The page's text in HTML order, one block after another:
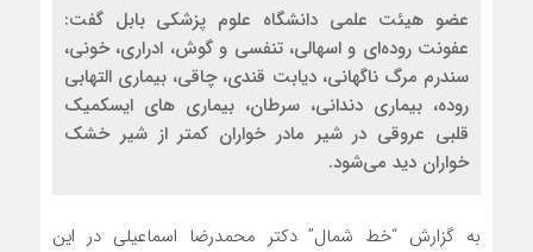
عضو هیئت علمی دانشگاه علوم پزشکی بابل گفت:
عفونت روده‌ای و اسهالی، تنفسی و گوش، ادراری، خونی،
سندرم مرگ ناگهانی، دیابت قندی، چاقی، بیماری التهابی
روده، بیماری دندانی، سرطان، بیماری های ایسکمیک‌
قلبی عروقی در شیر مادر خواران کمتر از شیر خشک
خواران دید می‌شود.
به گزارش “خط شمال” دکتر محمدرضا اسماعیلی در این